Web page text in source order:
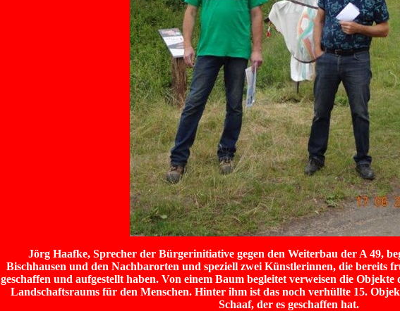
Jörg Haafke, Sprecher der Bürgerinitiative gegen den Weiterbau der A 49,
Bischhausen und den Nachbarorten und speziell zwei Künstlerinnen, die bereits
geschaffen und aufgestellt haben. Von einem Baum begleitet verweisen die Objekte
Landschaftsraums für den Menschen. Hinter ihm ist das noch verhüllte 15.
Schaaf, der es geschaffen hat.